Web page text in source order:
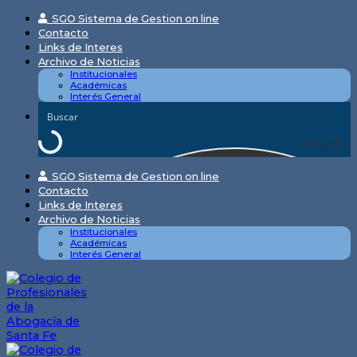
Skip
content
SGO Sistema de Gestion on line
Contacto
Links de Interes
Archivo de Noticias
Institucionales
Académicas
Interés General
Search
SGO Sistema de Gestion on line
Contacto
Links de Interes
Archivo de Noticias
Institucionales
Académicas
Interés General